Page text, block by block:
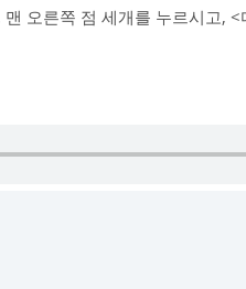
오른쪽 점 세개를 누르시고,